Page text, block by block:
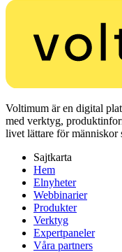
Voltimum är en digital
med verktyg,
livet lättare för människor
Sajtkarta
Hem
Elnyheter
Webbinarier
Produkter
Verktyg
Expertpaneler
Våra partners